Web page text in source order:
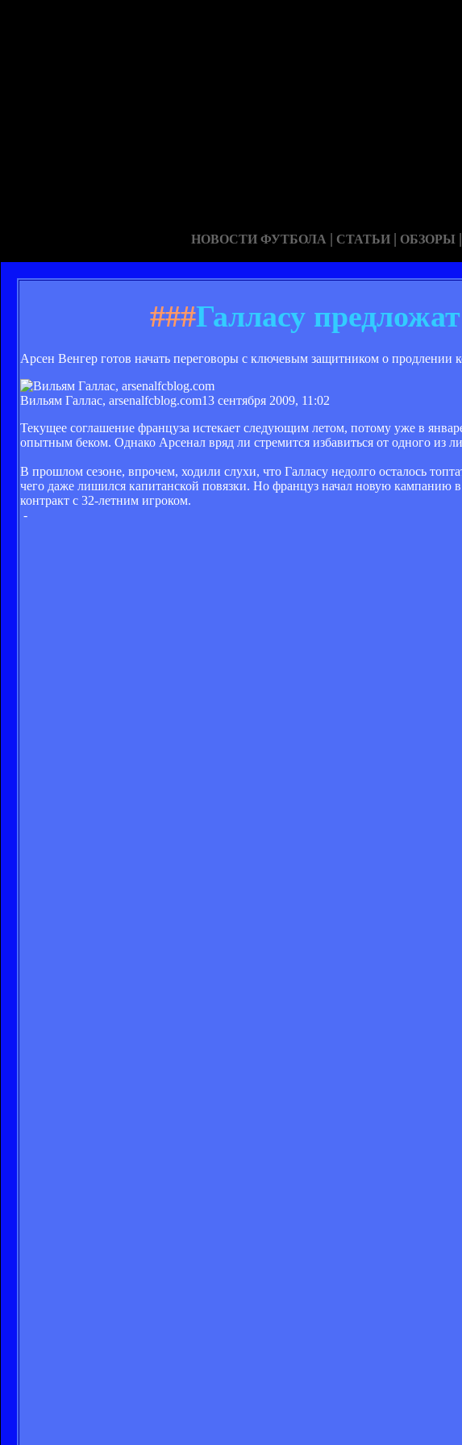
НОВОСТИ ФУТБОЛА | СТАТЬИ | ОБЗОРЫ |
###Галласу
Арсен Венгер готов начать переговоры с ключевым защитником о продлении
Вильям Галлас, arsenalfcblog.com13 сентября 2009, 11:02
Текущее соглашение француза истекает следующим летом, потому уже в
опытным беком. Однако Арсенал вряд ли стремится избавиться от одного из
В прошлом сезоне, впрочем, ходили слухи, что Галласу недолго осталось
чего даже лишился капитанской повязки. Но француз начал новую
контракт с 32-летним игроком.
-